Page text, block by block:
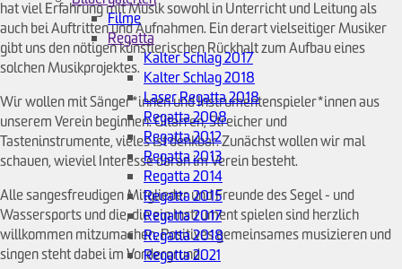
Filme
Regatta
Kalter Schlag 2017
Kalter Schlag 2018
Laser Regatta 2018
Regatta 2008
Regatta 2012
Regatta 2013
Regatta 2014
Regatta 2015
Regatta 2017
Regatta 2018
Regatta 2021
hat viel Erfahrung mit Musik sowohl in Unterricht und Leitung als
auch bei Auftritten und Aufnahmen. Ein derart vielseitiger Musiker
gibt uns den nötigen künstlerischen Rückhalt zum Aufbau eines
solchen Musikprojektes.
Wir wollen mit Sänger*innen und Instrumentenspieler*innen aus
unserem Verein beginnen. Gitarren, Streicher und
Tasteninstrumente, vieles ist denkbar. Zunächst wollen wir mal
schauen, wieviel Interesse daran im Verein besteht.
Alle sangesfreudigen Mitglieder und Freunde des Segel - und
Wassersports und die, die ein Instrument spielen sind herzlich
willkommen mitzumachen. Positives gemeinsames musizieren und
singen steht dabei im Vordergrund.